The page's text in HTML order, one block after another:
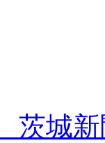
茨城